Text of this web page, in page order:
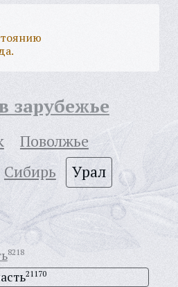
зарубежье
Поволжье
Сибирь
Урал
8218
21170